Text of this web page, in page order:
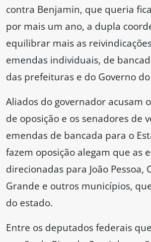
contra Benjamin, que queria
por mais um ano, a dupla
equilibrar mais as
emendas individuais, de
das prefeituras e do Governo
Aliados do governador acusam
de oposição e os senadores de
emendas de bancada para o
fazem oposição alegam que as
direcionadas para João Pessoa,
Grande e outros municípios,
do estado.
Entre os deputados federais